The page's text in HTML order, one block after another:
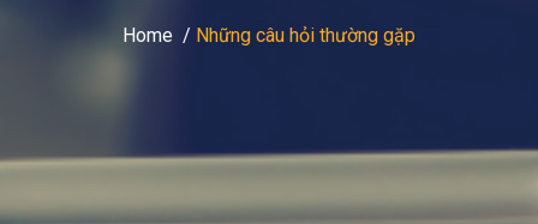
Home / Những câu hỏi thường gặp